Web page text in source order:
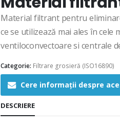
Material filtrant pentru
ce se utilizează mai ales în cele
ventiloconvectoare si centrale
Categorie: Filtrare grosieră (ISO16890)
Cere informații despre
DESCRIERE